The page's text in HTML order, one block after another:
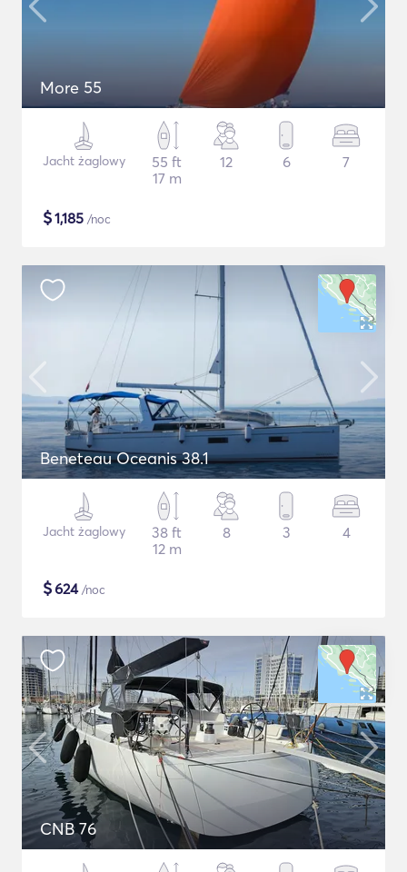
More 55
Jacht żaglowy
55 ft
17 m
12 6 7
$1,185 /noc
Beneteau Oceanis 38.1
Jacht żaglowy
38 ft
12 m
8 3 4
$624/noc
CNB 76